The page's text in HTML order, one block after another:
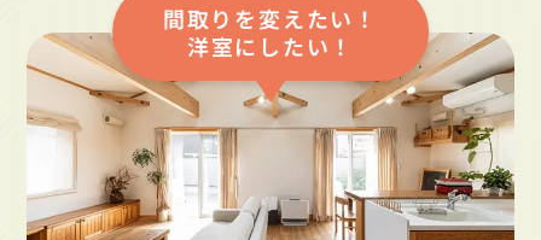
間取りを変えたい！
洋室にしたい！